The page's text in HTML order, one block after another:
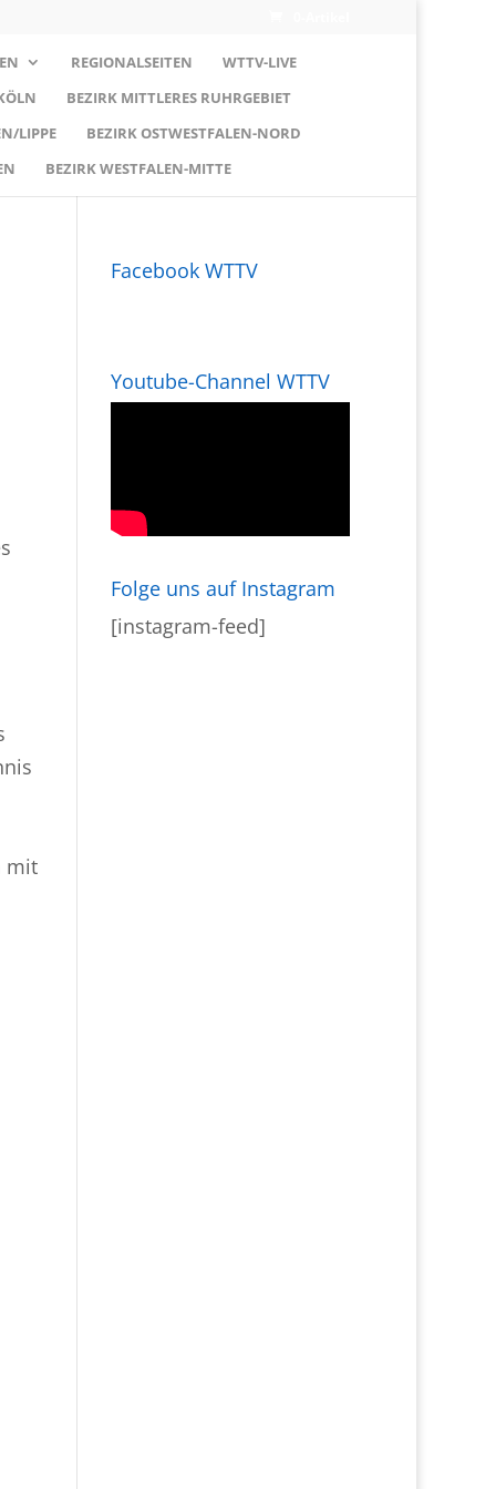
REGIONALSEITEN
WTTV-LIVE
BEZIRK MITTLERES RUHRGEBIET
LIPPE
BEZIRK OSTWESTFALEN-NORD
BEZIRK WESTFALEN-MITTE
mit
Facebook WTTV
Youtube-Channel WTTV
Folge uns auf Instagram
[instagram-feed]